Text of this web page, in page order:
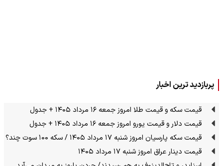
پربازدید ترین اخبار
قیمت سکه و قیمت طلا امروز جمعه ۱۶ مرداد ۱۴۰۵ + جدول
قیمت دلار و قیمت یورو امروز جمعه ۱۶ مرداد ۱۴۰۵ + جدول
قیمت سکه پارسیان امروز شنبه ۱۷ مرداد ۱۴۰۵ / سکه ۱۰۰ سوت چند؟
قیمت دینار عراق امروز شنبه ۱۷ مرداد ۱۴۰۵